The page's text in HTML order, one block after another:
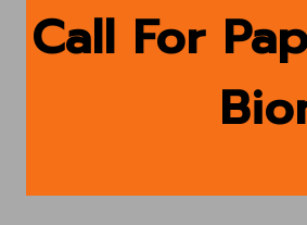
Call For